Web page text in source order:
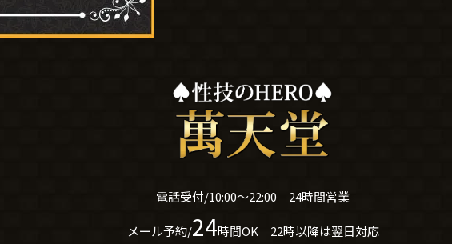
電話受付/10:00～22:00 24時間営業
メール予約/24時間OK 22時以降は翌日対応